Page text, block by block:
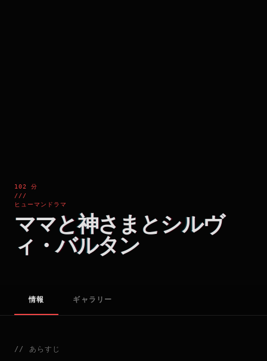
102 分
///
ヒューマンドラマ
ママと神さまとシルヴ
ィ・バルタン
情報 ギャラリー
// あらすじ